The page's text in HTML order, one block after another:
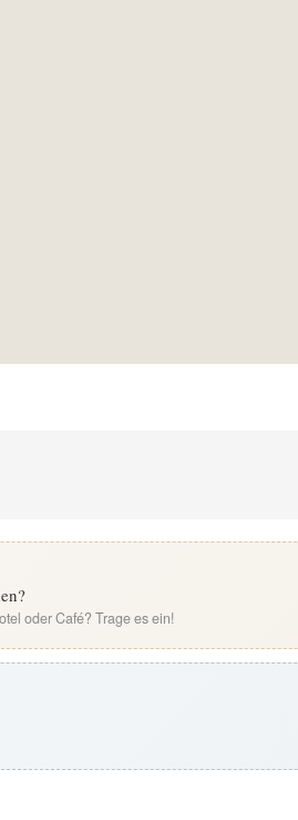
oder Café? Trage es ein!